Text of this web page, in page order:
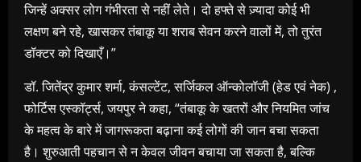
जिन्हें अक्सर लोग गंभीरता से नहीं लेते। दो हफ्ते से ज़्यादा कोई भी
लक्षण बने रहे, खासकर तंबाकू या शराब सेवन करने वालों में, तो तुरंत
डॉक्टर को दिखाएँ।”
डॉ. जितेंद्र कुमार शर्मा, कंसल्टेंट, सर्जिकल ऑन्कोलॉजी (हेड एवं नेक) ,
फोर्टिस एस्कॉर्ट्स, जयपुर ने कहा, “तंबाकू के खतरों और नियमित जांच
के महत्व के बारे में जागरूकता बढ़ाना कई लोगों की जान बचा सकता
है। शुरुआती पहचान से न केवल जीवन बचाया जा सकता है, बल्कि